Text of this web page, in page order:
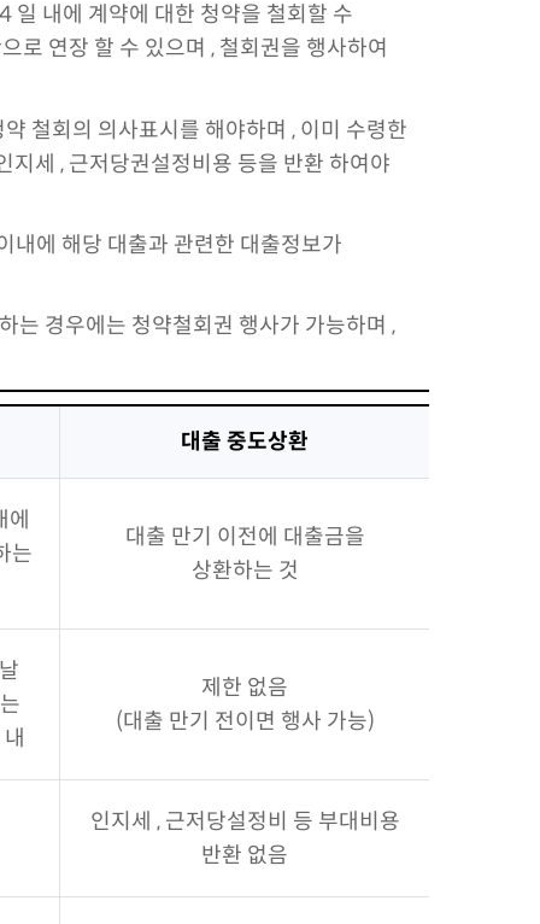
일 내에 계약에 대한 청약을 철회할 수
로 연장 할 수 있으며 , 철회권을 행사하여
철회의 의사표시를 해야하며 , 이미 수령한
지세 , 근저당권설정비용 등을 반환 하여야
내에 해당 대출과 관련한 대출정보가
는 경우에는 청약철회권 행사가 가능하며 ,
대출 중도상환
는
대출 만기 이전에 대출금을
상환하는 것
제한 없음
(대출 만기 전이면 행사 가능)
인지세 , 근저당설정비 등 부대비용
반환 없음